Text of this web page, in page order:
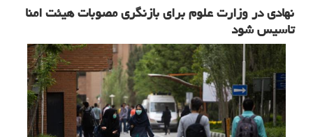
نهادی در وزارت علوم برای بازنگری مصوبات هیئت امنا
تاسیس شود